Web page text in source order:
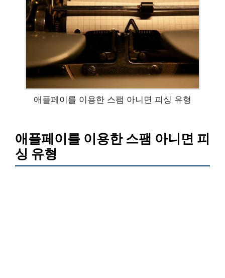
애플페이를 이용한 스팸 아니면 피싱 유형
애플페이를 이용한 스팸 아니면 피
싱 유형